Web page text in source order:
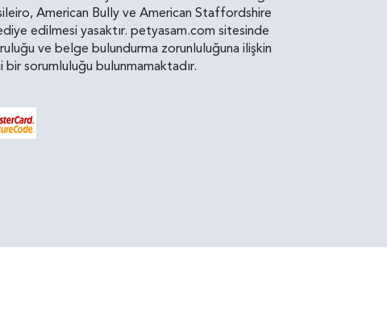
American Bully ve American Staffordshire
edilmesi yasaktır. petyasam.com sitesinde
ve belge bulundurma zorunluluğuna ilişkin
sorumluluğu bulunmamaktadır.